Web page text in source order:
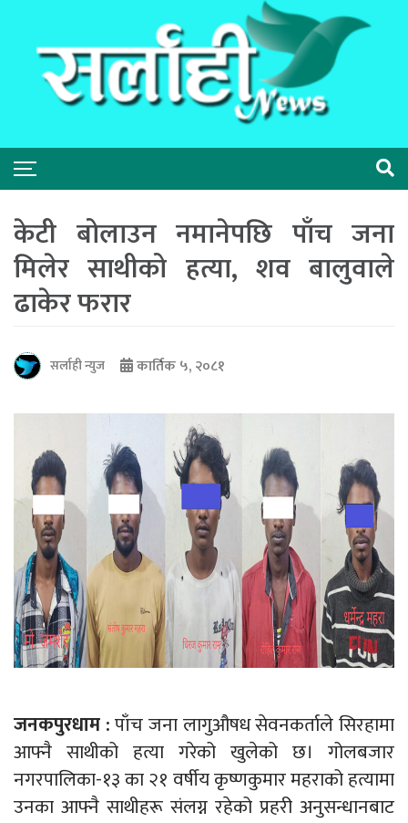
केटी बोलाउन नमानेपछि पाँच जना
मिलेर साथीको हत्या, शव बालुवाले
ढाकेर फरार
सर्लाही न्युज कार्तिक ५, २०८१
जनकपुरधाम :पाँच जना लागुऔषध सेवनकर्ताले सिरहामा
आफ्नै साथीको हत्या गरेको खुलेको छ। गोलबजार
नगरपालिका-१३ का २१ वर्षीय कृष्णकुमार महराको हत्यामा
उनका आफ्नै साथीहरू संलग्न रहेको प्रहरी अनुसन्धानबाट